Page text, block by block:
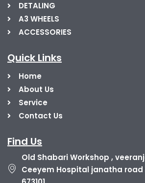
DETALING
A3 WHEELS
ACCESSORIES
Quick Links
Home
About Us
Service
Contact Us
Find Us
Old Shabari Workshop ,
Ceeyem Hospital janatha